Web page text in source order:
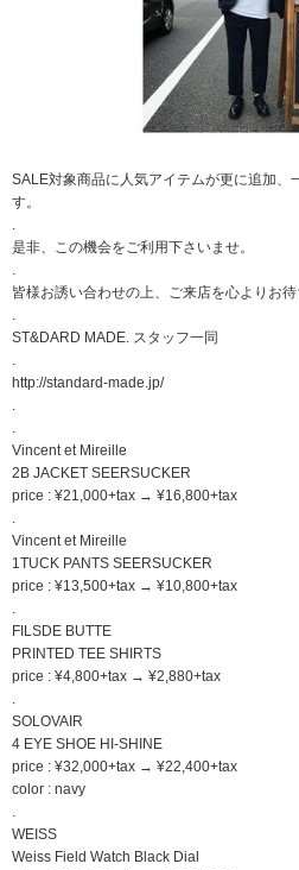
SALE対象商品に人気アイテムが更に追加、
す。
.
是非、この機会をご利用下さいませ。
.
皆様お誘い合わせの上、ご来店を心よりお待
.
ST&DARD MADE. スタッフ一同
.
http://standard-made.jp/
.
.
Vincent et Mireille
2B JACKET SEERSUCKER
price : ¥21,000+tax → ¥16,800+tax
.
Vincent et Mireille
1TUCK PANTS SEERSUCKER
price : ¥13,500+tax → ¥10,800+tax
.
FILSDE BUTTE
PRINTED TEE SHIRTS
price : ¥4,800+tax → ¥2,880+tax
.
SOLOVAIR
4 EYE SHOE HI-SHINE
price : ¥32,000+tax → ¥22,400+tax
color : navy
.
WEISS
Weiss Field Watch Black Dial